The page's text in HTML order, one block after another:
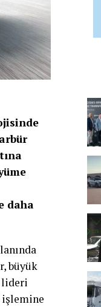
daha
büyük
lideri
işlemine